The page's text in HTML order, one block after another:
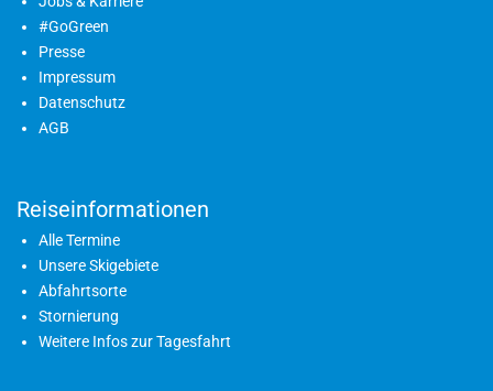
#GoGreen
Presse
Impressum
Datenschutz
AGB
Reiseinformationen
Alle Termine
Unsere Skigebiete
Abfahrtsorte
Stornierung
Weitere Infos zur Tagesfahrt